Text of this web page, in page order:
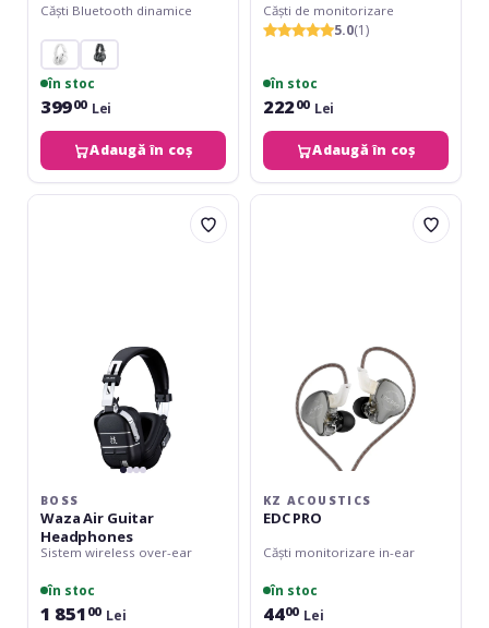
Căști Bluetooth dinamice
în stoc
39900 Lei
Adaugă în coș
Căști de monitorizare
5.0(1)
în stoc
22200 Lei
Adaugă în coș
Boss
BOSS
Waza Air Guitar
Headphones
Sistem wireless over-ear
în stoc
1 851 00 Lei
KZ
KZ ACOUSTICS
EDC PRO
Căști monitorizare in-ear
în stoc
4400 Lei